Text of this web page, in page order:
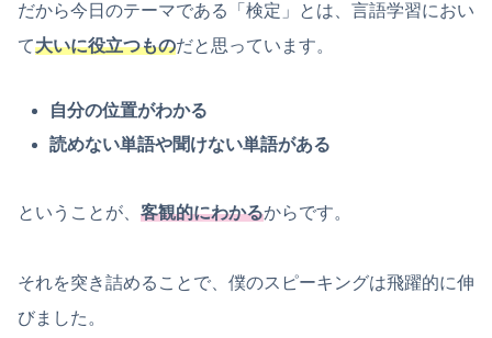
だから今日のテーマである「検定」とは、言語学習におい
て大いに役立つものだと思っています。
自分の位置がわかる
読めない単語や聞けない単語がある
ということが、 客観的にわかるからです。
それを突き詰めることで、僕のスピーキングは飛躍的に伸
びました。